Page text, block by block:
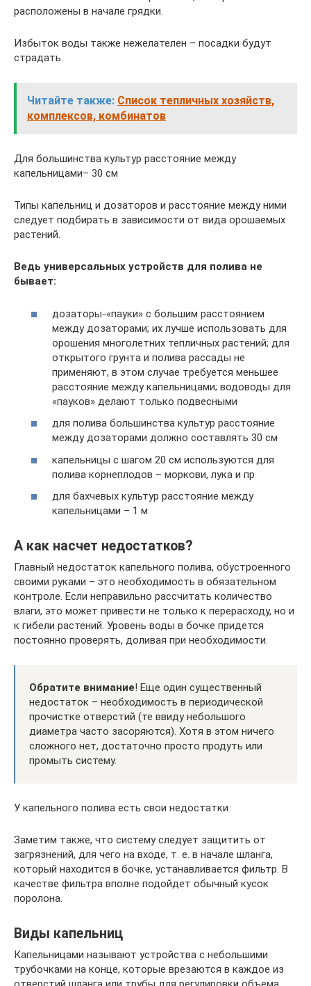
расположены в начале грядки.
Избыток воды также нежелателен – посадки будут
страдать.
Читайте также: Список тепличных хозяйств,
комплексов, комбинатов
Для большинства культур расстояние между
капельницами– 30 см
Типы капельниц и дозаторов и расстояние между ними
следует подбирать в зависимости от вида орошаемых
растений.
Ведь универсальных устройств для полива не
бывает:
дозаторы-«пауки» с большим расстоянием
между дозаторами; их лучше использовать для
орошения многолетних тепличных растений; для
открытого грунта и полива рассады не
применяют, в этом случае требуется меньшее
расстояние между капельницами; водоводы для
«пауков» делают только подвесными
для полива большинства культур расстояние
между дозаторами должно составлять 30 см
капельницы с шагом 20 см используются для
полива корнеплодов – моркови, лука и пр
для бахчевых культур расстояние между
капельницами – 1 м
А как насчет недостатков?
Главный недостаток капельного полива, обустроенного
своими руками – это необходимость в обязательном
контроле. Если неправильно рассчитать количество
влаги, это может привести не только к перерасходу, но и
к гибели растений. Уровень воды в бочке придется
постоянно проверять, доливая при необходимости.
Обратите внимание! Еще один существенный
недостаток – необходимость в периодической
прочистке отверстий (те ввиду небольшого
диаметра часто засоряются). Хотя в этом ничего
сложного нет, достаточно просто продуть или
промыть систему.
У капельного полива есть свои недостатки
Заметим также, что систему следует защитить от
загрязнений, для чего на входе, т. е. в начале шланга,
который находится в бочке, устанавливается фильтр. В
качестве фильтра вполне подойдет обычный кусок
поролона.
Виды капельниц
Капельницами называют устройства с небольшими
трубочками на конце, которые врезаются в каждое из